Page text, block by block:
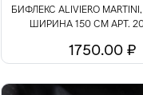
БИФЛЕКС ALIVIERO
ШИРИНА 150 СМ АРТ.
1750.00 ₽